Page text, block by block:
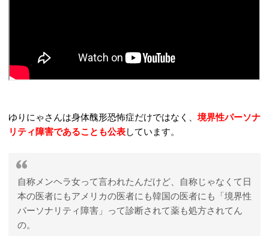
ゆりにゃさんは身体醜形恐怖症だけではなく、境界性パーソナ
リティ障害であることも公表しています。
自称メンヘラ女って言われたんだけど、自称じゃなくて日
本の医者にもアメリカの医者にも韓国の医者にも「境界性
パーソナリティ障害」って診断されて薬も処方されてん
の。